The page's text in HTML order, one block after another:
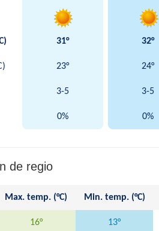
31° 32°
23° 24°
3-5 3-5
0% 0%
de regio
Max. temp. (°C) Min. temp. (°C)
16° 13°